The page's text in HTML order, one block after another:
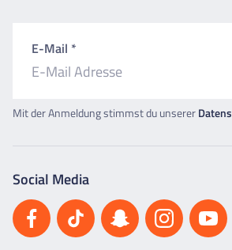
E-Mail *
Mit der Anmeldung stimmst du unserer
Social Media